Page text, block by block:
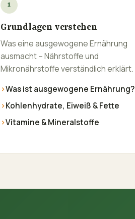
1
Grundlagen verstehen
Was eine ausgewogene Ernährung
ausmacht – Nährstoffe und
Mikronährstoffe verständlich erklärt.
›Was ist ausgewogene Ernährung?
›Kohlenhydrate, Eiweiß & Fette
›Vitamine & Mineralstoffe